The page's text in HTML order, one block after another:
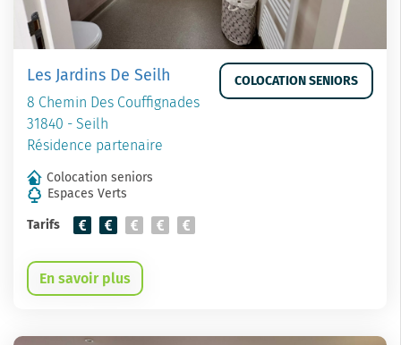
Les Jardins De Seilh
8 Chemin Des Couffignades
31840 - Seilh
Résidence partenaire
COLOCATION SENIORS
Colocation seniors
Espaces Verts
Tarifs
En savoir plus